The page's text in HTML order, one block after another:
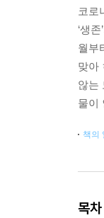
코로
‘생
월부
맞아
않는
물이
책의
목차